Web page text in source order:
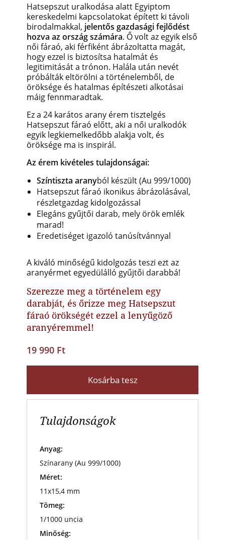
Hatsepszut uralkodása alatt Egyiptom
kereskedelmi kapcsolatokat épített ki távoli
birodalmakkal, jelentős gazdasági fejlődést
hozva az ország számára. Ő volt az egyik első
női fáraó, aki férfiként ábrázoltatta magát,
hogy ezzel is biztosítsa hatalmát és
legitimitását a trónon. Halála után nevét
próbálták eltörölni a történelemből, de
öröksége és hatalmas építészeti alkotásai
máig fennmaradtak.
Ez a 24 karátos arany érem tisztelgés
Hatsepszut fáraó előtt, aki a női uralkodók
egyik legkiemelkedőbb alakja volt, és
öröksége ma is inspirál.
Az érem kivételes tulajdonságai:
Színtiszta aranyból készült (Au 999/1000)
Hatsepszut fáraó ikonikus ábrázolásával,
részletgazdag kidolgozással
Elegáns gyűjtői darab, mely örök emlék
marad!
Eredetiséget igazoló tanúsítvánnyal
A kiváló minőségű kidolgozás teszi ezt az
aranyérmet egyedülálló gyűjtői darabbá!
Szerezze meg a történelem egy
darabját, és őrizze meg Hatsepszut
fáraó örökségét ezzel a lenyűgöző
aranyéremmel!
19 990 Ft
Kosárba tesz
Tulajdonságok
Anyag:
Színarany (Au 999/1000)
Méret:
11x15,4 mm
Tömeg:
1/1000 uncia
Minőség: